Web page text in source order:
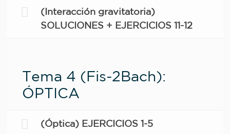
(Interacción gravitatoria)
SOLUCIONES + EJERCICIOS 11-12
Tema 4 (Fis-2Bach):
ÓPTICA
(Óptica) EJERCICIOS 1-5